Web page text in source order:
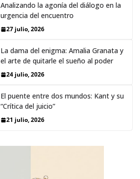
Analizando la agonía del diálogo en la
urgencia del encuentro
27 julio, 2026
La dama del enigma: Amalia Granata y
el arte de quitarle el sueño al poder
24 julio, 2026
El puente entre dos mundos: Kant y su
“Crítica del juicio”
21 julio, 2026